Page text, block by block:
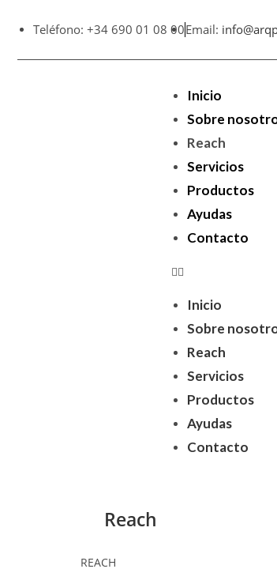
Teléfono: +34 690 01 08 00Email:
Inicio
Sobre
Reach
Servicios
Productos
Ayudas
Contacto
Inicio
Sobre
Reach
Servicios
Productos
Ayudas
Contacto
Reach
REACH